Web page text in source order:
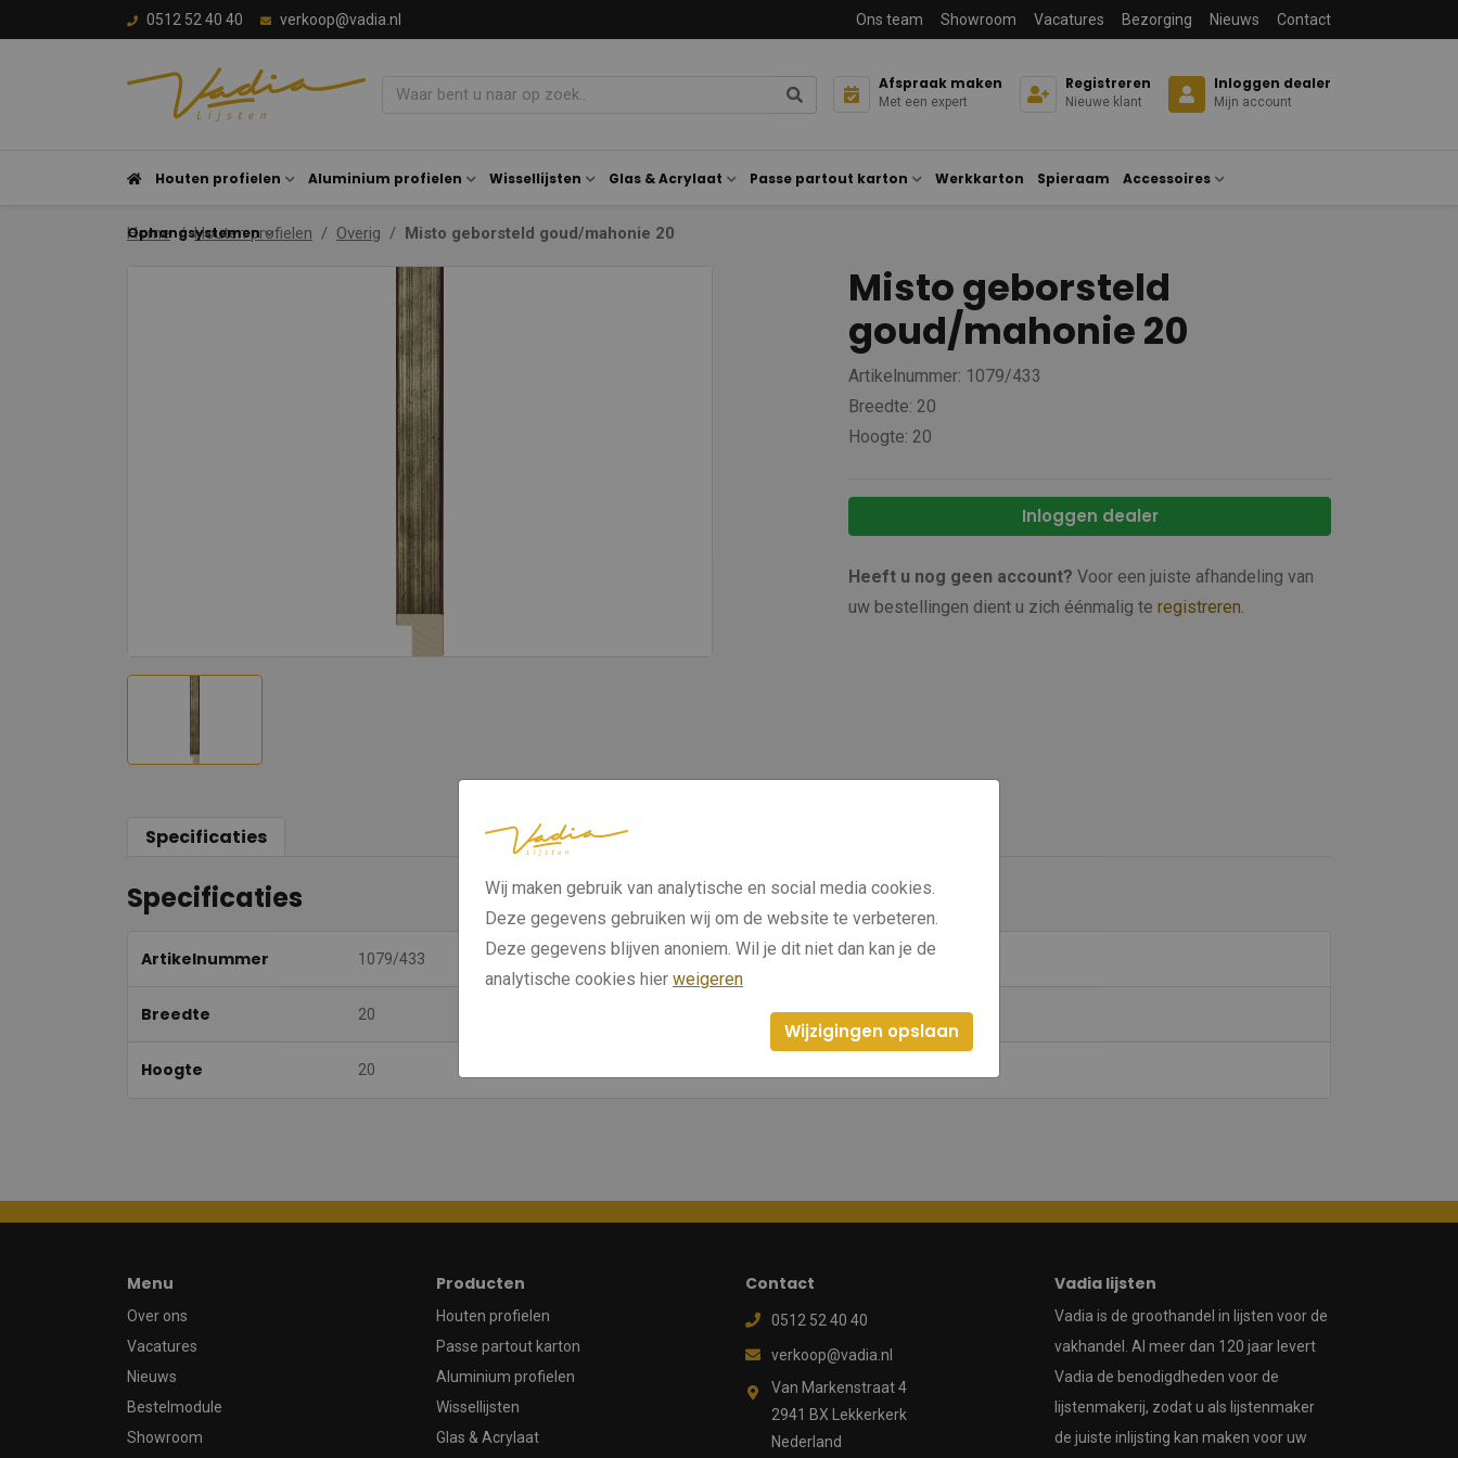
0512 52 40 40 verkoop@vadia.nl Ons team Showroom Vacatures Bezorging Nieuws Contact
Afspraak maken
Met een expert
Registreren
Nieuwe klant
Inloggen dealer
Mijn account
Houten profielen Aluminium profielen Wissellijsten Glas & Acrylaat Passe partout karton Werkkarton Spieraam Accessoires
Ophangsystemen
Home Houten profielen Overig Misto geborsteld goud/mahonie 20
Misto geborsteld
goud/mahonie 20
Artikelnummer: 1079/433
Breedte: 20
Hoogte: 20
Inloggen dealer
Heeft u nog geen account? Voor een juiste afhandeling van
uw bestellingen dient u zich éénmalig te registreren.
Specificaties
Specificaties
Artikelnummer 1079/433
Breedte 20
Hoogte 20
Menu
Over ons
Vacatures
Nieuws
Bestelmodule
Showroom
Producten
Houten profielen
Passe partout karton
Aluminium profielen
Wissellijsten
Glas & Acrylaat
Contact
0512 52 40 40
verkoop@vadia.nl
Van Markenstraat 4
2941 BX Lekkerkerk
Nederland
Vadia lijsten
Vadia is de groothandel in lijsten voor de
vakhandel. Al meer dan 120 jaar levert
Vadia de benodigdheden voor de
lijstenmakerij, zodat u als lijstenmaker
de juiste inlijsting kan maken voor uw
Wij maken gebruik van analytische en social media cookies.
Deze gegevens gebruiken wij om de website te verbeteren.
Deze gegevens blijven anoniem. Wil je dit niet dan kan je de
analytische cookies hier weigeren
Wijzigingen opslaan